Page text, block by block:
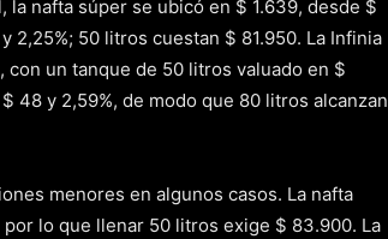
la nafta súper se ubicó en $ 1.639, desde $
2,25%; 50 litros cuestan $ 81.950. La Infinia
con un tanque de 50 litros valuado en $
48 y 2,59%, de modo que 80 litros alcanzan
menores en algunos casos. La nafta
por lo que llenar 50 litros exige $ 83.900. La